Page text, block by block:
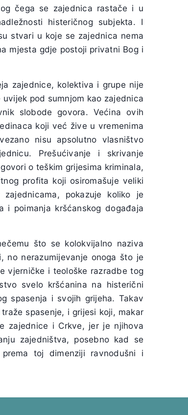
čega se zajednica rastače i u
histeričnog subjekta. I
stvari u koje se zajednica nema
mjesta gdje postoji privatni Bog i
zajednice, kolektiva i grupe nije
pod sumnjom kao zajednica
slobode govora. Većina ovih
koji već žive u vremenima
nisu apsolutno vlasništvo
Prešućivanje i skrivanje
o teškim grijesima kriminala,
profita koji osiromašuje veliki
pokazuje koliko je
i poimanja kršćanskog događaja
što se kolokvijalno naziva
no nerazumijevanje onoga što je
vjerničke i teološke razradbe tog
svelo kršćanina na histerični
spasenja i svojih grijeha. Takav
spasenje, i grijesi koji, makar
zajednice i Crkve, jer je njihova
zajedništva, posebno kad se
toj dimenziji ravnodušni i